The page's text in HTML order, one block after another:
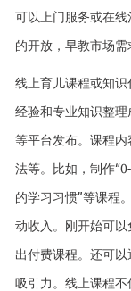
可以上门服务或在
的开放，早教市场需
线上育儿课程或知
经验和专业知识整
等平台发布。课程
法等。比如，制作
的学习习惯”等课程
动收入。刚开始可
出付费课程。还可
吸引力。线上课程